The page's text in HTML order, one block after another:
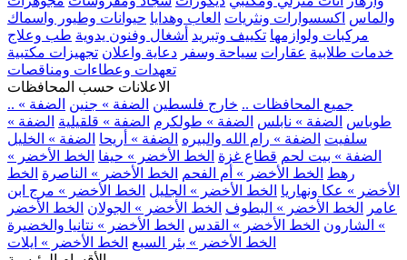
والماس اكسسوارات ونثريات العاب وهدايا حيوانات وطيور واسماك
مركبات ولوازمها تكييف وتبريد أشغال وفنون يدوية طب وعلاج
خدمات طلابية عقارات سياحة وسفر دعاية واعلان تجهيزات مكتبية
تعهدات وعطاءات ومناقصات
الاعلانات حسب المحافظات
.. جميع المحافظات .. خارج فلسطين الضفة » جنين الضفة »
طوباس الضفة » نابلس الضفة » طولكرم الضفة » قلقيلية الضفة »
سلفيت الضفة » رام الله والبيره الضفة » أريحا الضفة » الخليل
الضفة » بيت لحم قطاع غزة الخط الأخضر » حيفا الخط الأخضر »
رهط الخط الأخضر » أم الفحم الخط الأخضر » الناصرة الخط
الأخضر » عكا ونهاريا الخط الأخضر » الجليل الخط الأخضر » مرج ابن
عامر
الخط الأخضر » البطوف الخط الأخضر » الجولان الخط الأخضر
» الشارون الخط الأخضر » القدس الخط الأخضر » نتانيا والخضيرة
الخط الأخضر » بئر السبع الخط الأخضر » ايلات